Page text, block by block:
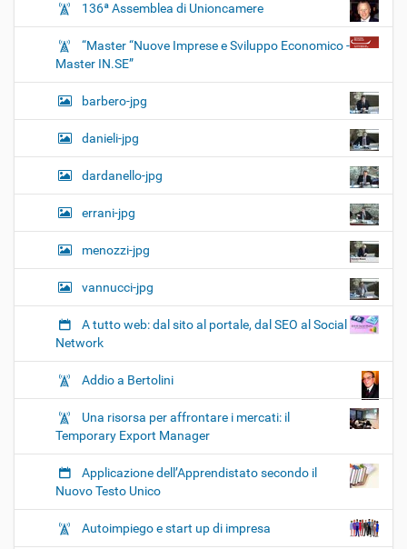
136ª Assemblea di Unioncamere
“Master “Nuove Imprese e Sviluppo Economico -
Master IN.SE”
barbero-jpg
danieli-jpg
dardanello-jpg
errani-jpg
menozzi-jpg
vannucci-jpg
A tutto web: dal sito al portale, dal SEO al Social
Network
Addio a Bertolini
Una risorsa per affrontare i mercati: il
Temporary Export Manager
Applicazione dell’Apprendistato secondo il
Nuovo Testo Unico
Autoimpiego e start up di impresa